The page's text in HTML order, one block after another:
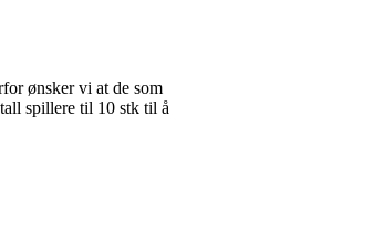
ønsker vi at de som
spillere til 10 stk til å